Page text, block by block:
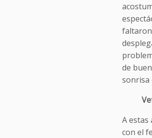
faltaron
de
sonrisa
A estas
con el